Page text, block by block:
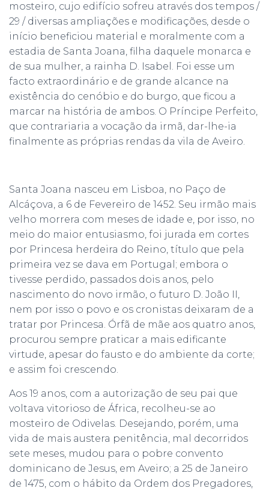
mosteiro, cujo edifício sofreu através dos tempos /
29 / diversas ampliações e modificações, desde o
início beneficiou material e moralmente com a
estadia de Santa Joana, filha daquele monarca e
de sua mulher, a rainha D. Isabel. Foi esse um
facto extraordinário e de grande alcance na
existência do cenóbio e do burgo, que ficou a
marcar na história de ambos. O Príncipe Perfeito,
que contrariaria a vocação da irmã, dar-lhe-ia
finalmente as próprias rendas da vila de Aveiro.
Santa Joana nasceu em Lisboa, no Paço de
Alcáçova, a 6 de Fevereiro de 1452. Seu irmão mais
velho morrera com meses de idade e, por isso, no
meio do maior entusiasmo, foi jurada em cortes
por Princesa herdeira do Reino, título que pela
primeira vez se dava em Portugal; embora o
tivesse perdido, passados dois anos, pelo
nascimento do novo irmão, o futuro D. João II,
nem por isso o povo e os cronistas deixaram de a
tratar por Princesa. Órfã de mãe aos quatro anos,
procurou sempre praticar a mais edificante
virtude, apesar do fausto e do ambiente da corte;
e assim foi crescendo.
Aos 19 anos, com a autorização de seu pai que
voltava vitorioso de África, recolheu-se ao
mosteiro de Odivelas. Desejando, porém, uma
vida de mais austera penitência, mal decorridos
sete meses, mudou para o pobre convento
dominicano de Jesus, em Aveiro; a 25 de Janeiro
de 1475, com o hábito da Ordem dos Pregadores,